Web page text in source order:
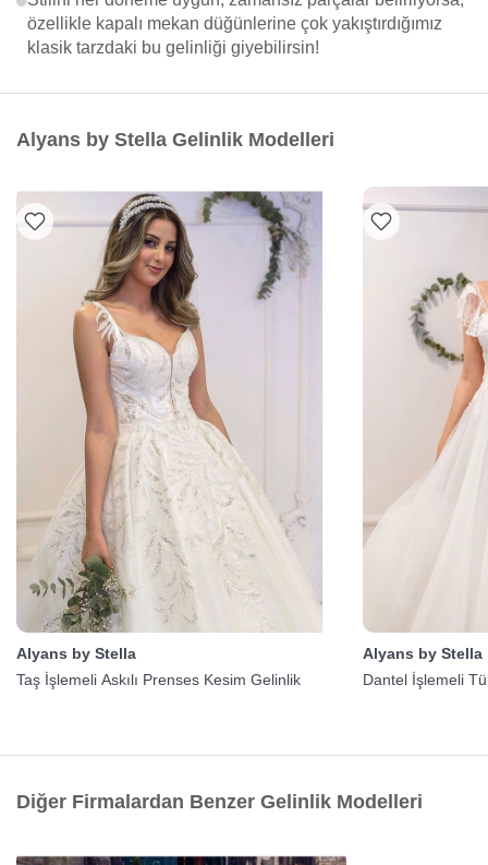
özellikle kapalı mekan düğünlerine çok yakıştırdığımız
klasik tarzdaki bu gelinliği giyebilirsin!
Alyans by Stella Gelinlik Modelleri
Alyans by Stella
Taş İşlemeli Askılı Prenses Kesim Gelinlik
Alyans by Stella
Dantel İşlemeli
Diğer Firmalardan Benzer Gelinlik Modelleri